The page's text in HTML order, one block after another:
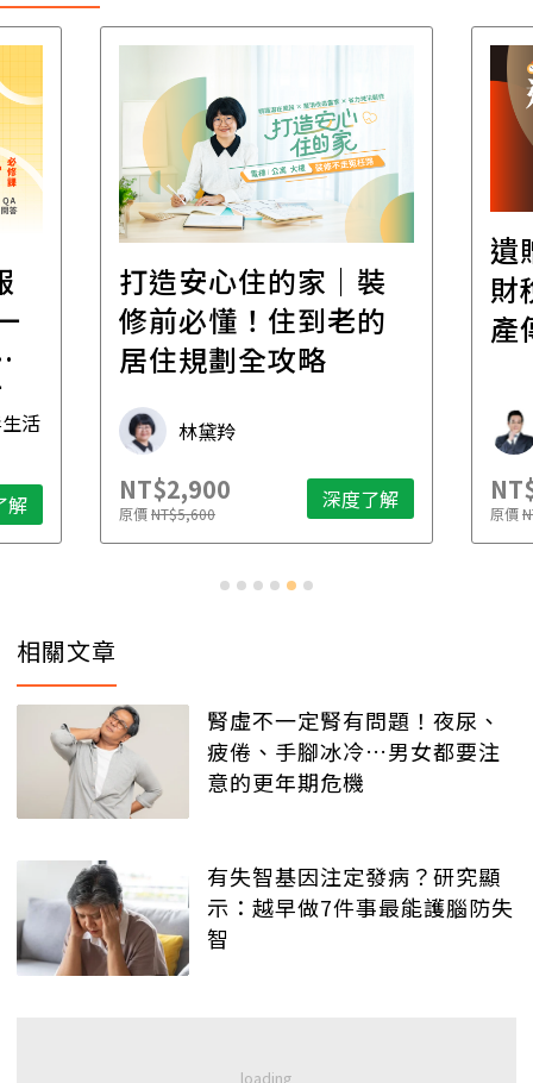
活
解
打造安心住的家｜裝
修前必懂！住到老的
居住規劃全攻略
林黛羚
NT$2,900
原價NT$5,600 深度了解
遺
財
產
原價
相關文章
腎虛不一定腎有問題！夜尿、
疲倦、手腳冰冷…男女都要注
意的更年期危機
有失智基因注定發病？研究顯
示：越早做7件事最能護腦防失
智